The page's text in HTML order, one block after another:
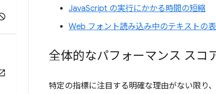
JavaScript の実行にかかる時間の短縮
Web フォント読み込み中のテキストの
全体的なパフォーマンス スコ
特定の指標に注目する明確な理由がない限り